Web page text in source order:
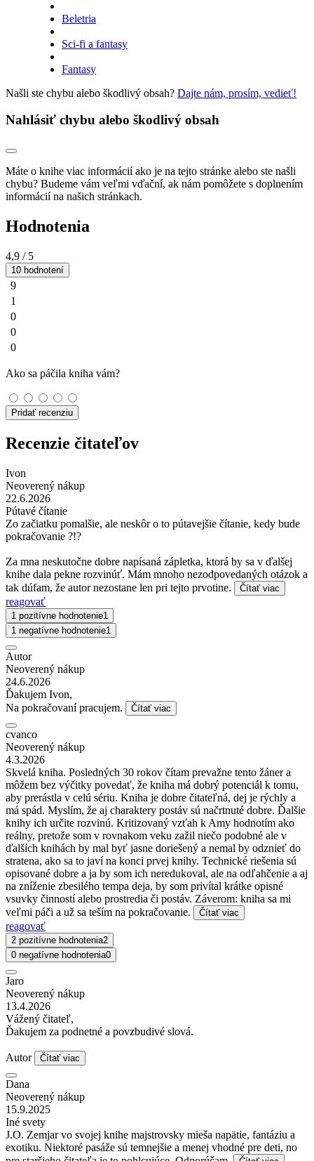
Beletria
Sci-fi a fantasy
Fantasy
Našli ste chybu alebo škodlivý obsah? Dajte nám, prosím, vedieť!
Nahlásiť chybu alebo škodlivý obsah
Máte o knihe viac informácií ako je na tejto stránke alebo ste našli
chybu? Budeme vám veľmi vďační, ak nám pomôžete s doplnením
informácií na našich stránkach.
Hodnotenia
4,9 / 5
10 hodnotení
9
1
0
0
0
Ako sa páčila kniha vám?
Pridať recenziu
Recenzie čitateľov
Ivon
Neoverený nákup
22.6.2026
Pútavé čítanie
Zo začiatku pomalšie, ale neskôr o to pútavejšie čítanie, kedy bude
pokračovanie ?!?
Za mna neskutočne dobre napísaná zápletka, ktorá by sa v ďalšej
knihe dala pekne rozvinúť. Mám mnoho nezodpovedaných otázok a
tak dúfam, že autor nezostane len pri tejto prvotine.
Čítať viac
reagovať
1 pozitívne hodnotenie1
1 negatívne hodnotenie1
Autor
Neoverený nákup
24.6.2026
Ďakujem Ivon,
Na pokračovaní pracujem.
Čítať viac
cvanco
Neoverený nákup
4.3.2026
Skvelá kniha. Posledných 30 rokov čítam prevažne tento žáner a
môžem bez výčitky povedať, že kniha má dobrý potenciál k tomu,
aby prerástla v celú sériu. Kniha je dobre čitateľná, dej je rýchly a
má spád. Myslím, že aj charaktery postáv sú načrtnuté dobre. Ďalšie
knihy ich určite rozvinú. Kritizovaný vzťah k Amy hodnotím ako
reálny, pretože som v rovnakom veku zažil niečo podobné ale v
ďalších knihách by mal byť jasne doriešený a nemal by odznieť do
stratena, ako sa to javí na konci prvej knihy. Technické riešenia sú
opisované dobre a ja by som ich neredukoval, ale na odľahčenie a aj
na zníženie zbesilého tempa deja, by som privítal krátke opisné
vsuvky činností alebo prostredia či postáv. Záverom: kniha sa mi
veľmi páči a už sa teším na pokračovanie.
Čítať viac
reagovať
2 pozitívne hodnotenia2
0 negatívne hodnotenia0
Jaro
Neoverený nákup
13.4.2026
Vážený čitateľ,
Ďakujem za podnetné a povzbudivé slová.
Autor Čítať viac
Dana
Neoverený nákup
15.9.2025
Iné svety
J.O. Zemjar vo svojej knihe majstrovsky mieša napätie, fantáziu a
exotiku. Niektoré pasáže sú temnejšie a menej vhodné pre deti, no